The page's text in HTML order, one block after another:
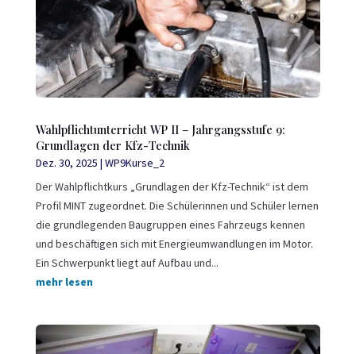
Wahlpflichtunterricht WP II – Jahrgangsstufe 9:
Grundlagen der Kfz-Technik
Dez. 30, 2025 | WP9Kurse_2
Der Wahlpflichtkurs „Grundlagen der Kfz-Technik“ ist dem
Profil MINT zugeordnet. Die Schülerinnen und Schüler lernen
die grundlegenden Baugruppen eines Fahrzeugs kennen
und beschäftigen sich mit Energieumwandlungen im Motor.
Ein Schwerpunkt liegt auf Aufbau und...
mehr lesen